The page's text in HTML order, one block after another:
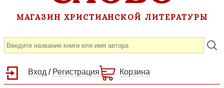
МАГАЗИН ХРИСТИАНСКОЙ ЛИТЕРАТУРЫ
Вход / Регистрация Корзина